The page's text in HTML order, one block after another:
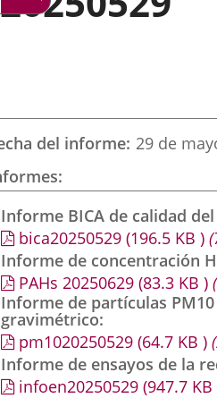
del informe 29 de
Informe BICA de calidad
bica20250529 (196.5 KB )
Informe de concentración
PAHs 20250629 (83.3 KB )
Informe de partículas
gravimétrico
pm1020250529 (64.7 KB )
Informe de ensayos de la
infoen20250529 (947.7 KB